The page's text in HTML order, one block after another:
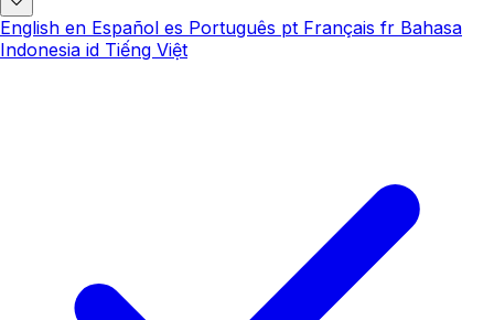
English en Español es Português pt Français fr Bahasa
Indonesia id Tiếng Việt